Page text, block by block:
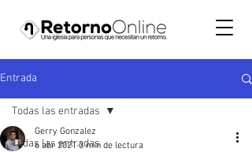
Entrada
Todas las entradas
Todas las entradas
Gerry Gonzalez
6 abr 2021 3 min de lectura